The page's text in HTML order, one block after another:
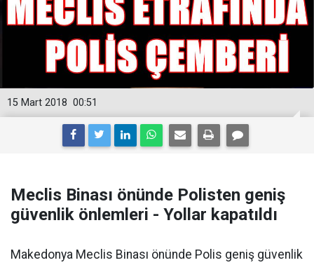
00:51
15 Mart 2018
Meclis Binası önünde Polisten geniş
güvenlik önlemleri - Yollar kapatıldı
Makedonya Meclis Binası önünde Polis geniş güvenlik